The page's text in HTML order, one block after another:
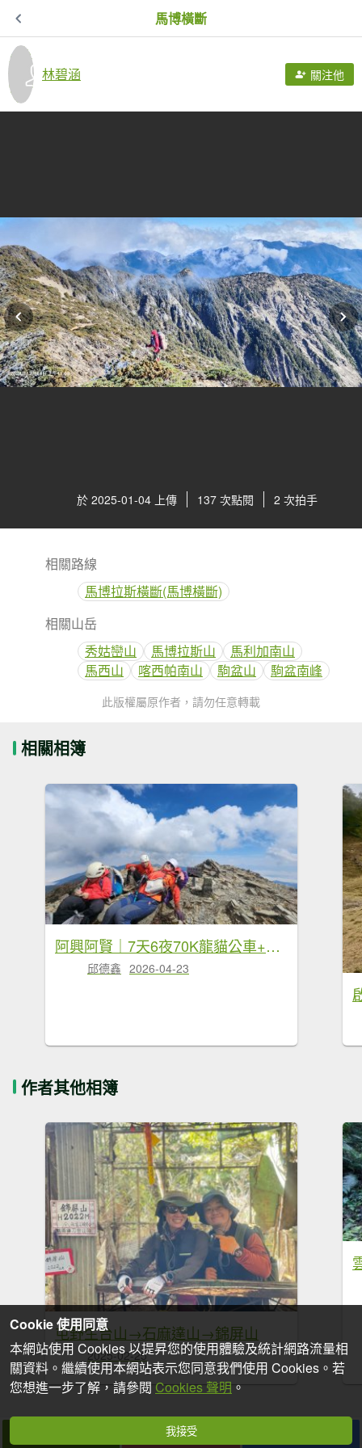
馬博橫斷
林碧涵 關注他
於 2025-01-04 上傳 137 次點閱 2 次拍手
相關路線
馬博拉斯橫斷(馬博橫斷)
相關山岳
秀姑巒山
馬博拉斯山
馬利加南山
馬西山
喀西帕南山 駒盆山 駒盆南峰
此版權屬原作者，請勿任意轉載
相關相簿
阿興阿賢｜7天6夜70K龍貓公車+駒盆西稜接馬博
邱德鑫 2026-04-23
作者其他相簿
屯野生台山→石麻達山→錦屏山
2025-02-25
收藏
Cookie 使用同意
本網站使用 Cookies 以提昇您的使用體驗及統計網路流量相
關資料。繼續使用本網站表示您同意我們使用 Cookies。若
您想進一步了解，請參閱 Cookies 聲明 。
我接受